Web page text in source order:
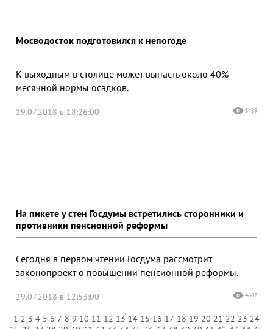
Мосводосток подготовился к непогоде
К выходным в столице может выпасть около 40%
месячной нормы осадков.
19.07.2018 в 18:26:00 3489
На пикете у стен Госдумы встретились сторонники и
противники пенсионной реформы
Сегодня в первом чтении Госдума рассмотрит
законопроект о повышении пенсионной реформы.
19.07.2018 в 12:53:00 4602
1 2 3 4 5 6 7 8 9 10 11 12 13 14 15 16 17 18 19 20 21 22 23 24